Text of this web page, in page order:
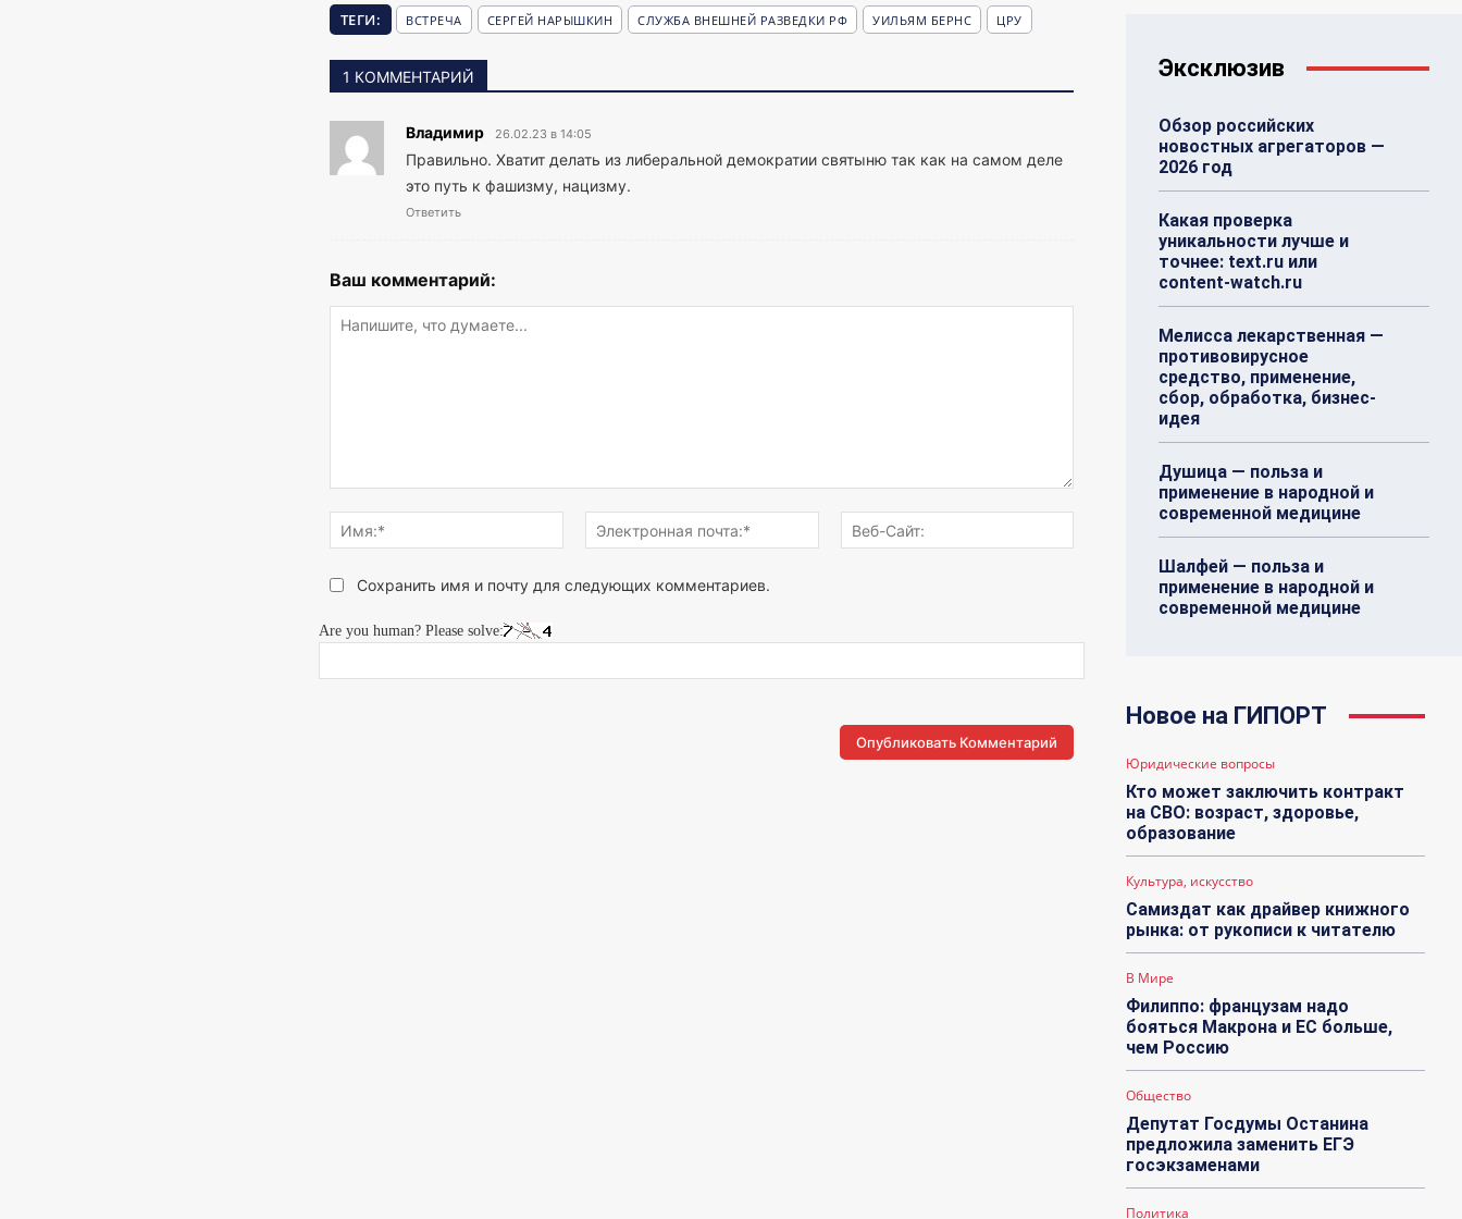
ТЕГИ: ВСТРЕЧА СЕРГЕЙ НАРЫШКИН СЛУЖБА ВНЕШНЕЙ РАЗВЕДКИ РФ УИЛЬЯМ БЕРНС ЦРУ
1 КОММЕНТАРИЙ
Владимир 26.02.23 в 14:05
Правильно. Хватит делать из либеральной демократии святыню так как на самом деле
это путь к фашизму, нацизму.
Ответить
Ваш комментарий:
что
думаете...
Имя:*
Электронная
почта:*
Сохранить имя и почту для следующих комментариев.
Are you human? Please solve:
Эксклюзив
Обзор российских
новостных агрегаторов —
2026 год
Какая проверка
уникальности лучше и
точнее: text.ru или
content-watch.ru
Мелисса лекарственная —
противовирусное
средство, применение,
сбор, обработка, бизнес-
идея
Душица — польза и
применение в народной и
современной медицине
Шалфей — польза и
применение в народной и
современной медицине
Новое на ГИПОРТ
Юридические вопросы
Кто может заключить контракт
на СВО: возраст, здоровье,
образование
Культура, искусство
Самиздат как драйвер книжного
рынка: от рукописи к читателю
В Мире
Филиппо: французам надо
бояться Макрона и ЕС больше,
чем Россию
Общество
Депутат Госдумы Останина
предложила заменить ЕГЭ
госэкзаменами
Политика